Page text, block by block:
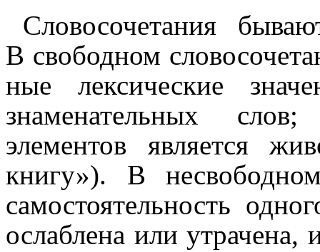
Словосочетания
В свободном
ные лекси­че­ские
знаменательных
элементов является
книгу»). В несвободном
само­сто­я­тель­ность
ослаблена или утрачена,